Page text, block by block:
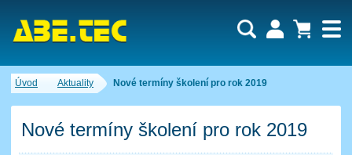
Úvod Aktuality Nové termíny školení pro rok 2019
Nové termíny školení pro rok 2019
Nákupní košík je momentálně prázdný.
Cena celkem:0,00 CZK
Uživatel:
Přihlásit
Zapomenuté heslo Nová registrace